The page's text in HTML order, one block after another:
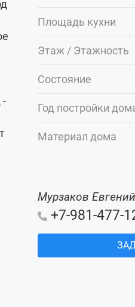
-
Площадь кухни
Этаж / Этажность
Состояние
Год постройки
Материал дома
Мурзаков Евгений
+7-981-477-